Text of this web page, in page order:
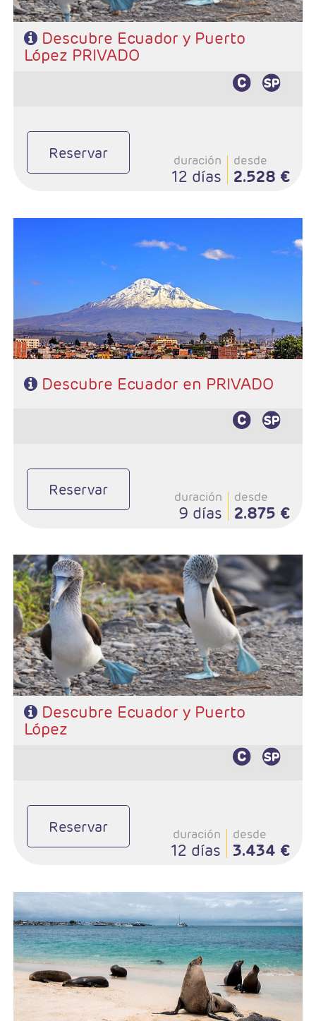
Descubre Ecuador y Puerto
López PRIVADO
Reservar duración
12 días
desde
2.528 €
- Ruta: 2 noches Quito, 1 noche Otavalo, 1 noche Riobamba, 2
- Categoría hotelera: Standard o superior
- Régimen: Según programa
Descubre Ecuador en PRIVADO
Reservar duración
9 días
desde
2.875 €
- Salidas: Lunes según programa
- Ruta: 2 noches Quito, 1 noche Otavalo, 1 noche Riobamba, 2
noches Cuenca, 1 noche Guayaquil y 3 noches Puerto López
- Categoría hotelera: Standard o superior
- Régimen: Según programa
Descubre Ecuador y Puerto
López
Reservar duración
12 días
desde
3.434 €
- Salidas: Lunes según programa
- Ruta: 2 noches Quito, 1 noche Otavalo, 1 noche Riobamba, 2
noches Cuenca, 1 noche Guayaquil , 3 noches San Cristobal y 1
noche Guayaquil.
- Categoría hotelera: Standard o superior
- Régimen: Según programa